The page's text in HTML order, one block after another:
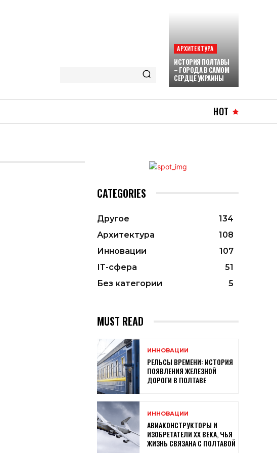
АРХИТЕКТУРА
ИСТОРИЯ ПОЛТАВЫ
– ГОРОДА В САМОМ
СЕРДЦЕ УКРАИНЫ
HOT
CATEGORIES
Другое
134
Архитектура
108
Инновации
107
ІТ-сфера
51
Без категории
5
MUST READ
ИННОВАЦИИ
РЕЛЬСЫ ВРЕМЕНИ: ИСТОРИЯ
ПОЯВЛЕНИЯ ЖЕЛЕЗНОЙ
ДОРОГИ В ПОЛТАВЕ
ИННОВАЦИИ
АВИАКОНСТРУКТОРЫ И
ИЗОБРЕТАТЕЛИ XX ВЕКА, ЧЬЯ
ЖИЗНЬ СВЯЗАНА С ПОЛТАВОЙ